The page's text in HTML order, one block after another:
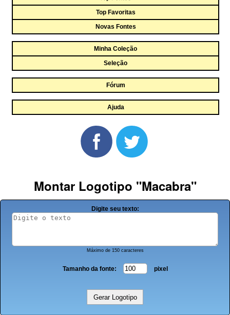
Top Favoritas
Novas Fontes
Minha Coleção
Seleção
Fórum
Ajuda
Montar Logotipo "Macabra"
Digite seu texto:
Máximo de 150 caracteres
Tamanho da fonte: pixel